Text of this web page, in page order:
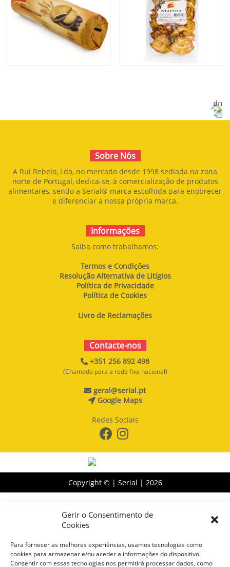
Gerir o Consentimento de
Cookies
Para fornecer as melhores experiências, usamos tecnologias como
cookies para armazenar e/ou aceder a informações do dispositivo.
Consentir com essas tecnologias nos permitirá processar dados, como
BOLACHAS RECHEIO
Sobre Nós
A Rui Rebelo, Lda, no mercado desde 1998 sediada na zona
norte de Portugal, dedica-se, à comercialização de produtos
alimentares, sendo a Serial® marca escolhida para enobrecer
e diferenciar a nossa própria marca.
Informações
Saiba como trabalhamos:
Termos e Condições
Resolução Alternativa de Litígios
Política de Privacidade
Política de Cookies
Livro de Reclamações
Contacte-nos
+351 256 892 498
(Chamada para a rede fixa nacional)
geral@serial.pt
Google Maps
Redes Sociais
Copyright © | Serial | 2026